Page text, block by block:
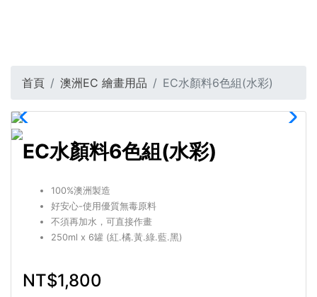
首頁 澳洲EC 繪畫用品 EC水顏料6色組(水彩)
EC水顏料6色組(水彩)
100%澳洲製造
好安心-使用優質無毒原料
不須再加水，可直接作畫
250ml x 6罐 (紅.橘.黃.綠.藍.黑)
NT$1,800